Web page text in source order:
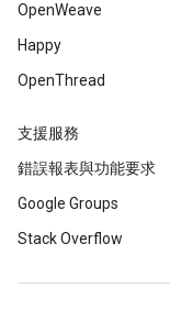
OpenWeave
Happy
OpenThread
支援服務
錯誤報表與功能要求
Google Groups
Stack Overflow